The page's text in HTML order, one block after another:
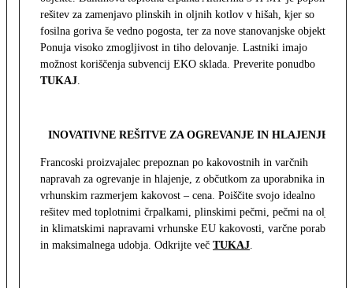
rešitev za zamenjavo plinskih in oljnih kotlov v hišah, kjer so
fosilna goriva še vedno pogosta, ter za nove stanovanjske objekte.
Ponuja visoko zmogljivost in tiho delovanje. Lastniki imajo
možnost koriščenja subvencij EKO sklada. Preverite ponudbo
TUKAJ.
INOVATIVNE REŠITVE ZA OGREVANJE IN HLAJENJE
Francoski proizvajalec prepoznan po kakovostnih in varčnih
napravah za ogrevanje in hlajenje, z občutkom za uporabnika in z
vrhunskim razmerjem kakovost – cena. Poiščite svojo idealno
rešitev med toplotnimi črpalkami, plinskimi pečmi, pečmi na olje
in klimatskimi napravami vrhunske EU kakovosti, varčne porabe
in maksimalnega udobja. Odkrijte več TUKAJ.